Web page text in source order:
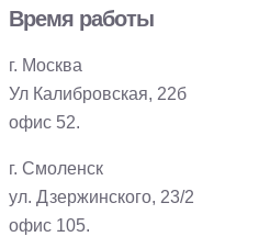
Время работы
г. Москва
Ул Калибровская, 22б
офис 52.
г. Смоленск
ул. Дзержинского, 23/2
офис 105.